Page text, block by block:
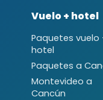
Vuelo + hotel
Paquetes vuelo
hotel
Paquetes a
Montevideo a
Cancún